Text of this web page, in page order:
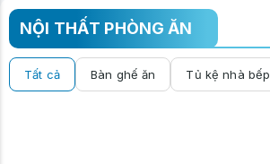
NỘI THẤT PHÒNG ĂN
Tất cả Bàn ghế ăn Tủ kệ nhà bếp